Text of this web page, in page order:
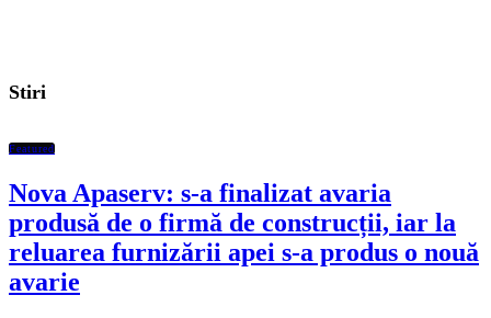
Stiri
Featured
Nova Apaserv: s-a finalizat avaria
produsă de o firmă de construcții, iar la
reluarea furnizării apei s-a produs o nouă
avarie